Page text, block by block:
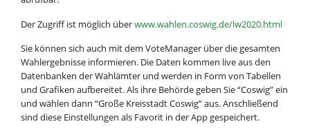
Der Zugriff ist möglich überwww.wahlen.coswig.de/lw2020.html
Sie können sich auch mit dem VoteManager über die gesamten
Wahlergebnisse informieren. Die Daten kommen live aus den
Datenbanken der Wahlämter und werden in Form von Tabellen
und Grafiken aufbereitet. Als ihre Behörde geben Sie “Coswig” ein
und wählen dann “Große Kreisstadt Coswig” aus. Anschließend
sind diese Einstellungen als Favorit in der App gespeichert.